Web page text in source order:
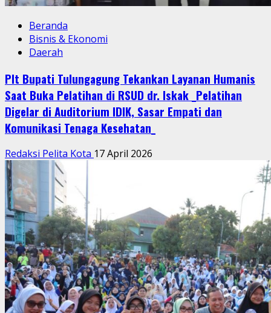
Beranda
Bisnis & Ekonomi
Daerah
Plt Bupati Tulungagung Tekankan Layanan Humanis
Saat Buka Pelatihan di RSUD dr. Iskak _Pelatihan
Digelar di Auditorium IDIK, Sasar Empati dan
Komunikasi Tenaga Kesehatan_
Redaksi Pelita Kota 17 April 2026